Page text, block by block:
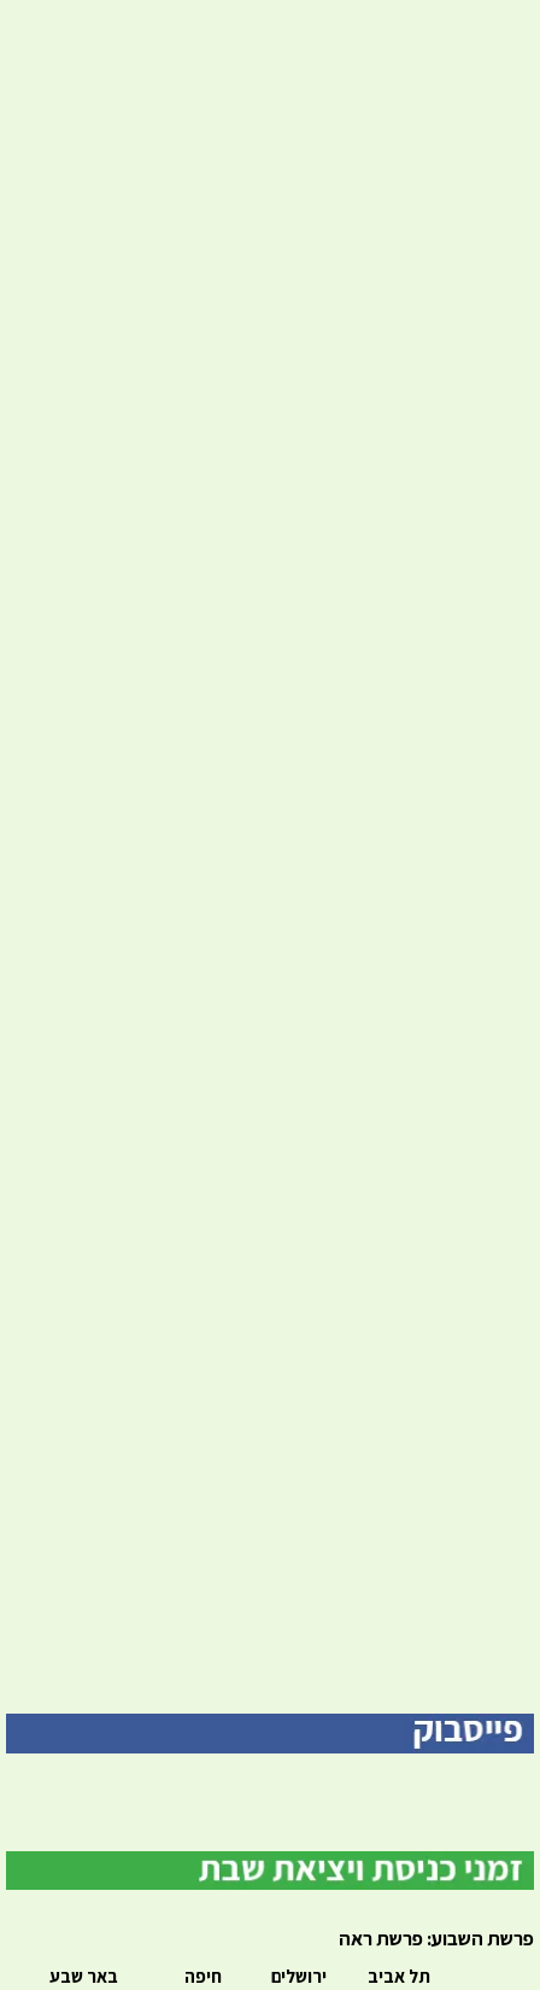
פרשת השבוע: פרשת ראה
תל אביב
ירושלים
חיפה
באר שבע